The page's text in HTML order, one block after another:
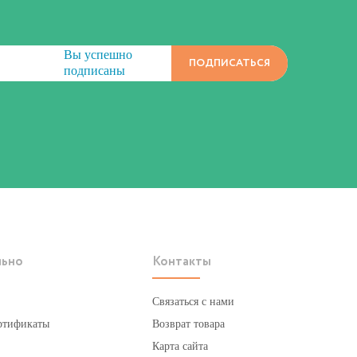
Вы успешно
подписаны
ПОДПИСАТЬСЯ
Контакты
Связаться с нами
Возврат товара
Карта сайта